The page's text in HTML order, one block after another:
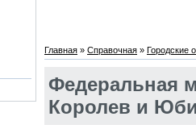
Главная » Справочная » Городские
Федеральная
Королев и